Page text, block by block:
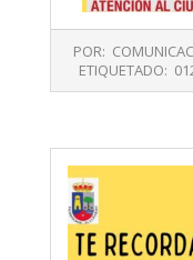
01-
14
POR:
ETIQUETADO: